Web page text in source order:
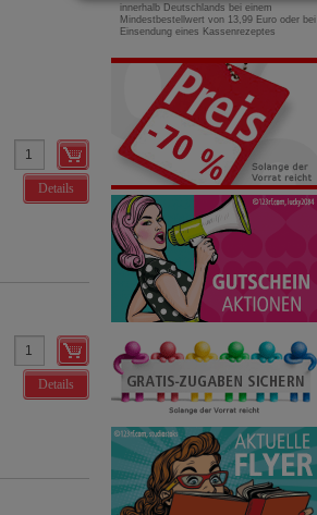
Details
Details
innerhalb Deutschlands bei einem
Mindestbestellwert von 13,99 Euro oder bei
Einsendung eines Kassenrezeptes